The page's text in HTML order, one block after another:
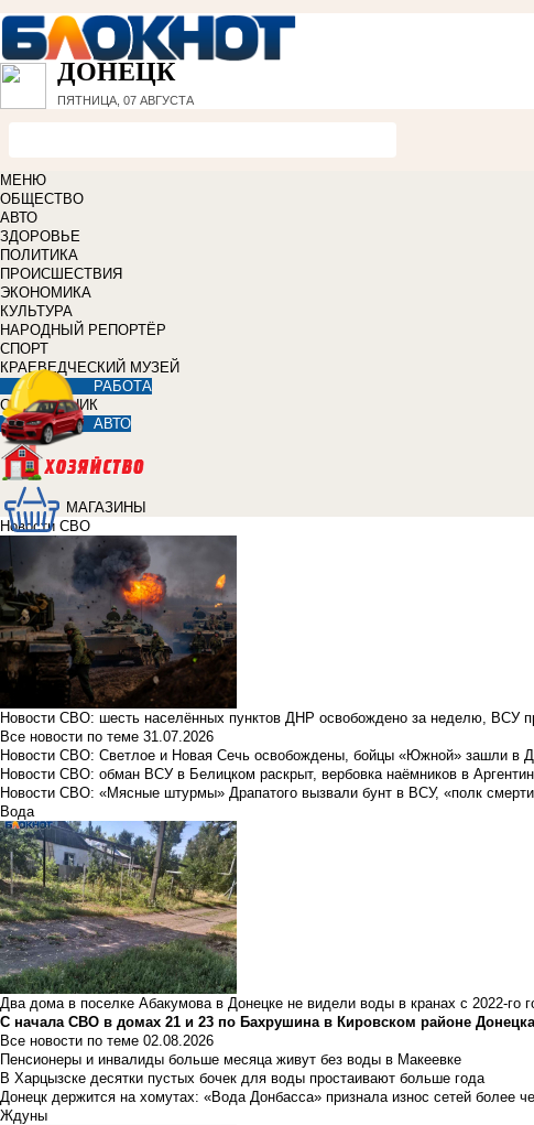
ДОНЕЦК
ПЯТНИЦА, 07 АВГУСТА
МЕНЮ
ОБЩЕСТВО
АВТО
ЗДОРОВЬЕ
ПОЛИТИКА
ПРОИСШЕСТВИЯ
ЭКОНОМИКА
КУЛЬТУРА
НАРОДНЫЙ РЕПОРТЁР
СПОРТ
КРАЕВЕДЧЕСКИЙ МУЗЕЙ
РАБОТА
СПРАВОЧНИК
АВТО
МАГАЗИНЫ
Новости СВО
Новости СВО: шесть населённых пунктов ДНР освобождено за неделю, ВСУ
Все новости по теме 31.07.2026
Новости СВО: Светлое и Новая Сечь освобождены, бойцы «Южной» зашли в
Новости СВО: обман ВСУ в Белицком раскрыт, вербовка наёмников в
Новости СВО: «Мясные штурмы» Драпатого вызвали бунт в ВСУ, «полк
Вода
Два дома в поселке Абакумова в Донецке не видели воды в кранах с 2022-го
С начала СВО в домах 21 и 23 по Бахрушина в Кировском районе
Все новости по теме 02.08.2026
Пенсионеры и инвалиды больше месяца живут без воды в Макеевке
В Харцызске десятки пустых бочек для воды простаивают больше года
Донецк держится на хомутах: «Вода Донбасса» признала износ сетей более
Ждуны